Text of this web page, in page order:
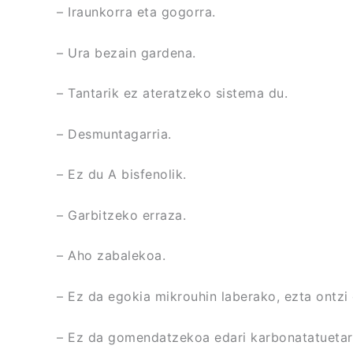
– Iraunkorra eta gogorra.
– Ura bezain gardena.
– Tantarik ez ateratzeko sistema du.
– Desmuntagarria.
– Ez du A bisfenolik.
– Garbitzeko erraza.
– Aho zabalekoa.
– Ez da egokia mikrouhin laberako, ezta
– Ez da gomendatzekoa edari